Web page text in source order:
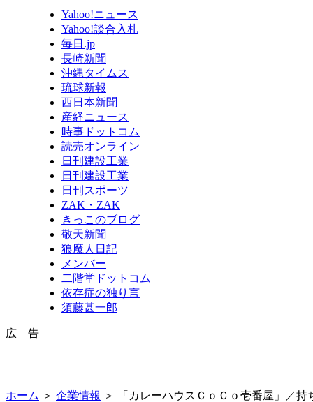
Yahoo!ニュース
Yahoo!談合入札
毎日.jp
長崎新聞
沖縄タイムス
琉球新報
西日本新聞
産経ニュース
時事ドットコム
読売オンライン
日刊建設工業
日刊建設工業
日刊スポーツ
ZAK・ZAK
きっこのブログ
敬天新聞
狼魔人日記
メンバー
二階堂ドットコム
依存症の独り言
須藤甚一郎
広 告
ホーム ＞ 企業情報 ＞ 「カレーハウスＣｏＣｏ壱番屋」／